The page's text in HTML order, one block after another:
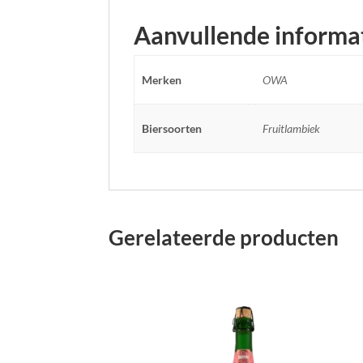
Aanvullende
Merken OWA
Biersoorten Fruitlambiek
Gerelateerde producten